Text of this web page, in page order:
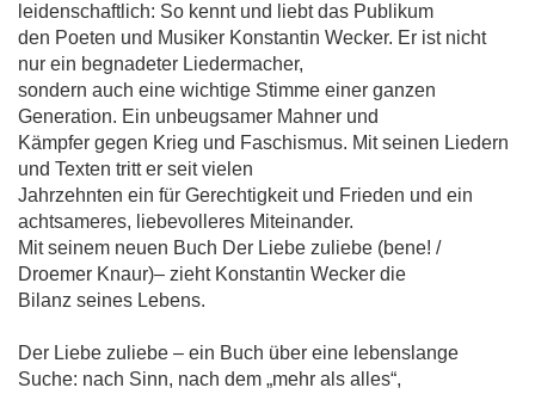
leidenschaftlich: So kennt und liebt das Publikum
den Poeten und Musiker Konstantin Wecker. Er ist nicht
nur ein begnadeter Liedermacher,
sondern auch eine wichtige Stimme einer ganzen
Generation. Ein unbeugsamer Mahner und
Kämpfer gegen Krieg und Faschismus. Mit seinen Liedern
und Texten tritt er seit vielen
Jahrzehnten ein für Gerechtigkeit und Frieden und ein
achtsameres, liebevolleres Miteinander.
Mit seinem neuen Buch Der Liebe zuliebe (bene! /
Droemer Knaur)– zieht Konstantin Wecker die
Bilanz seines Lebens.
Der Liebe zuliebe – ein Buch über eine lebenslange
Suche: nach Sinn, nach dem „mehr als alles“,